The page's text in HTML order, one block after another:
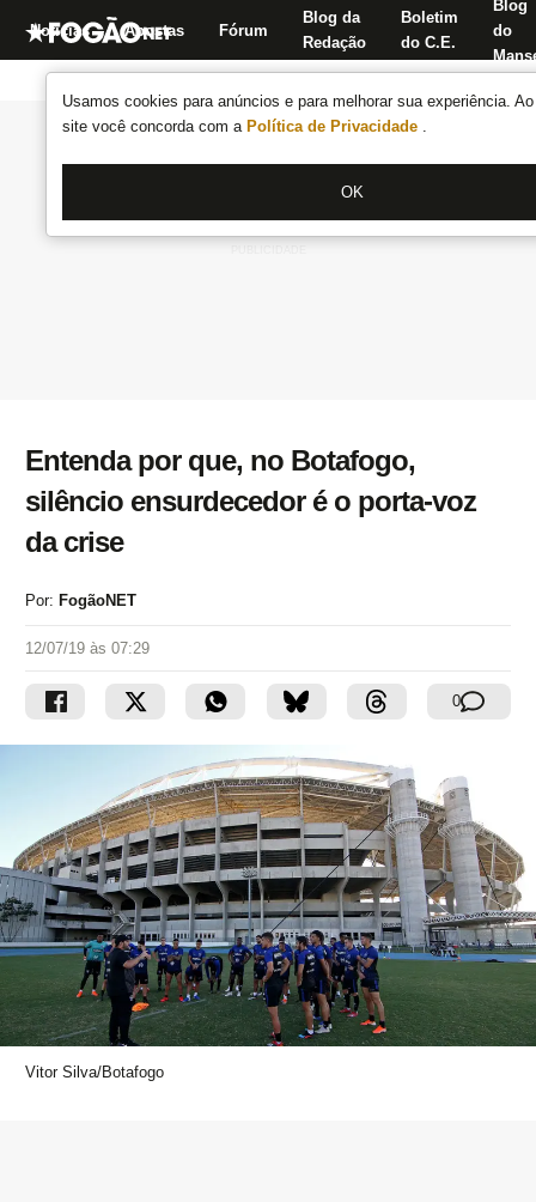
Usamos cookies para anúncios e para melhorar sua experiência.
site você concorda com a Política de Privacidade .
OK
Notícias Apostas Fórum
Blog da
Redação
Boletim
do C.E.
Blog
do
Entenda por que, no Botafogo,
silêncio ensurdecedor é o porta-voz
da crise
Por: FogãoNET
12/07/19 às 07:29
0
Vitor Silva/Botafogo